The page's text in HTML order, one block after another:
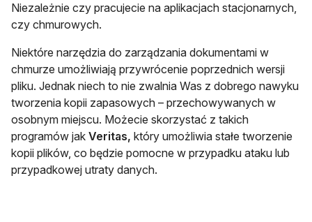
Niezależnie czy pracujecie na aplikacjach stacjonarnych,
czy chmurowych.
Niektóre narzędzia do zarządzania dokumentami w
chmurze umożliwiają przywrócenie poprzednich wersji
pliku. Jednak niech to nie zwalnia Was z dobrego nawyku
tworzenia kopii zapasowych – przechowywanych w
osobnym miejscu. Możecie skorzystać z takich
programów jak Veritas, który umożliwia stałe tworzenie
kopii plików, co będzie pomocne w przypadku ataku lub
przypadkowej utraty danych.